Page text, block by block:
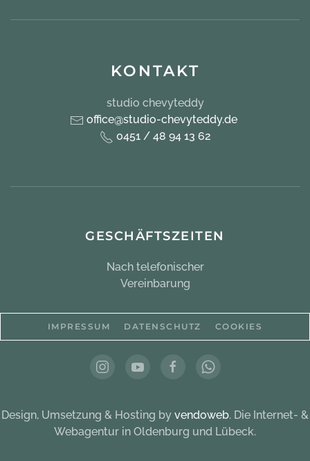
KONTAKT
studio chevyteddy
office@studio-chevyteddy.de
0451 / 48 94 13 62
GESCHÄFTSZEITEN
Nach telefonischer
Vereinbarung
IMPRESSUM DATENSCHUTZ COOKIES
Design, Umsetzung & Hosting by vendoweb. Die Internet- &
Webagentur in Oldenburg und Lübeck.